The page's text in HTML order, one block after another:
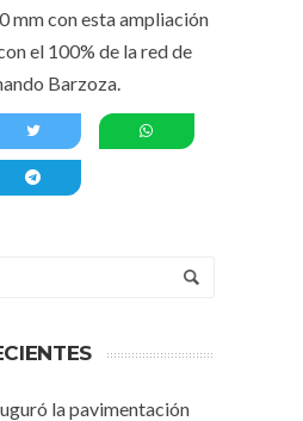
mm con esta ampliación
el 100% de la red de
Barzoza.
la pavimentación